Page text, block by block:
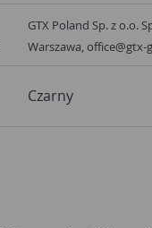
GTX Poland Sp. z o.o.
Warszawa, office@gtx-
Czarny